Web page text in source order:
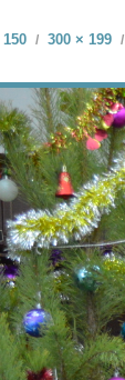
/ 300 × 199 /